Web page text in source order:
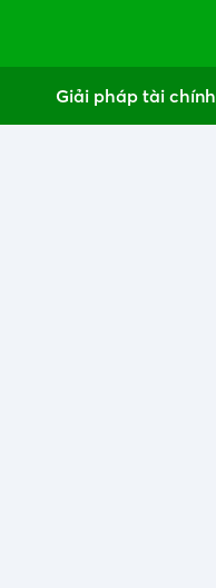
Giải pháp tài chính